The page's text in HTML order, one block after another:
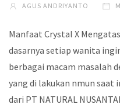
AGUS ANDRIYANTO
Manfaat Crystal X
dasarnya setiap wanita
berbagai macam masalah
yang di lakukan nmun saat
dari PT NATURAL